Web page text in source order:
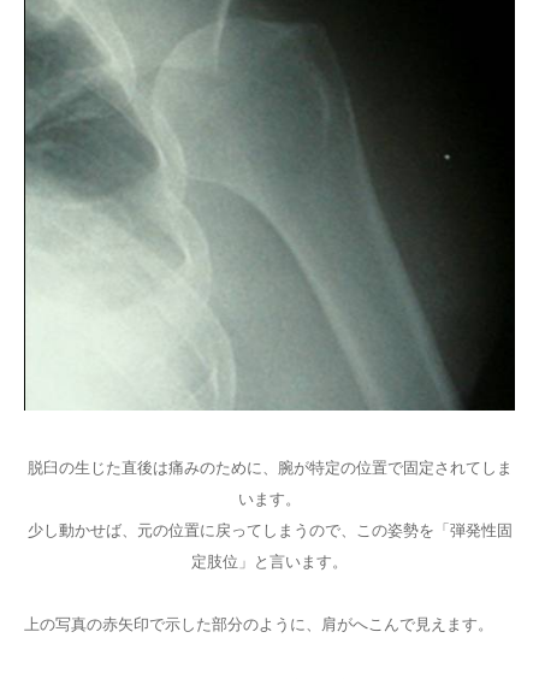
脱臼の生じた直後は痛みのために、腕が特定の位置で固定されてしま
います。
少し動かせば、元の位置に戻ってしまうので、この姿勢を「弾発性固
定肢位」と言います。
上の写真の赤矢印で示した部分のように、肩がへこんで見えます。